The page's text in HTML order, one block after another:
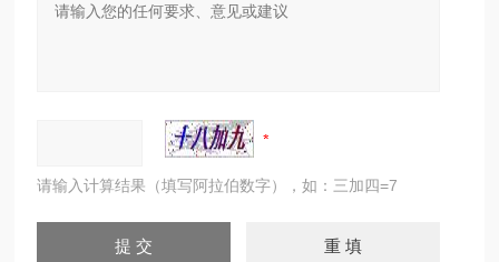
请输入计算结果（填写阿拉伯数字），如：三加四=7